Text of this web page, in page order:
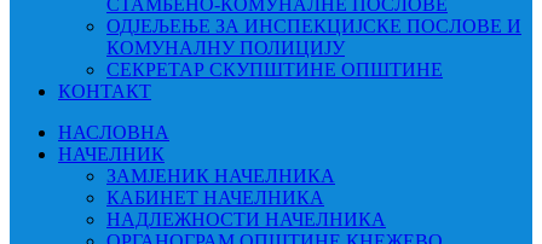
ОДЈЕЉЕЊЕ ЗА ИНСПЕКЦИЈСКЕ ПОСЛОВЕ И
КОМУНАЛНУ ПОЛИЦИЈУ
СЕКРЕТАР СКУПШТИНЕ ОПШТИНЕ
КОНТАКТ
НАСЛОВНА
НАЧЕЛНИК
ЗАМЈЕНИК НАЧЕЛНИКА
КАБИНЕТ НАЧЕЛНИКА
НАДЛЕЖНОСТИ НАЧЕЛНИКА